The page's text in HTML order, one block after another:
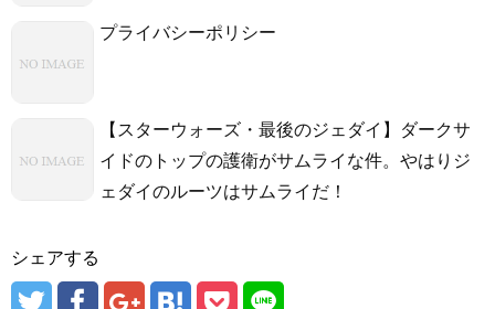
プライバシーポリシー
【スターウォーズ・最後のジェダイ】ダークサ
イドのトップの護衛がサムライな件。やはりジ
ェダイのルーツはサムライだ！
シェアする